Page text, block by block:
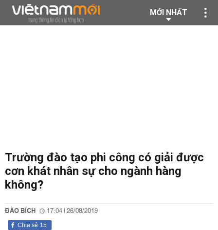
MỚI NHẤT
Trường đào tạo phi công có giải được
cơn khát nhân sự cho ngành hàng
không?
ĐÀO BÍCH 17:04 | 26/08/2019
15
Chia sẻ